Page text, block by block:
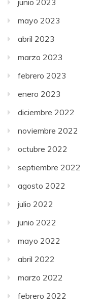
mayo 2023
abril 2023
marzo 2023
febrero 2023
enero 2023
diciembre 2022
noviembre 2022
octubre 2022
septiembre 2022
agosto 2022
julio 2022
junio 2022
mayo 2022
abril 2022
marzo 2022
febrero 2022